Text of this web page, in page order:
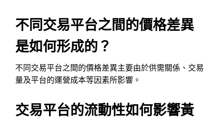
不同交易平台之間的價格差異
是如何形成的？
不同交易平台之間的價格差異主要由於供需關係、交易
量及平台的運營成本等因素所影響。
交易平台的流動性如何影響黃